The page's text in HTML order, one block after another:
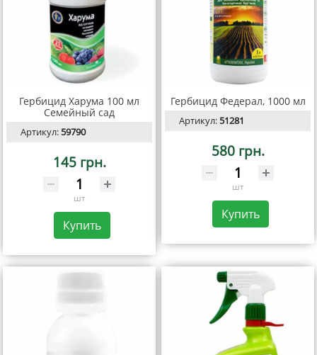
Гербицид Харума 100 мл
Семейный сад
Артикул:59790
145 грн.
шт
Купить
Гербицид Федерал, 1000 мл
Артикул:51281
580 грн.
шт
Купить